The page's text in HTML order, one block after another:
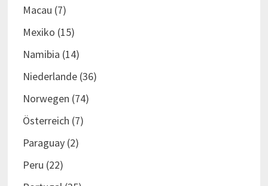
Macau (7)
Mexiko (15)
Namibia (14)
Niederlande(36)
Norwegen (74)
Österreich (7)
Paraguay(2)
Peru (22)